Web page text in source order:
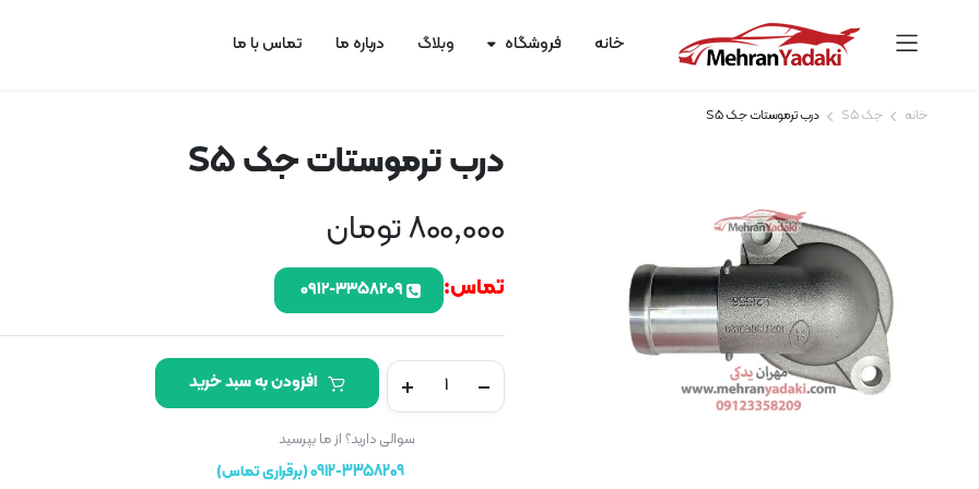
خانه فروشگاه وبلاگ درباره ما تماس با ما
خانه جک S5 درب ترموستات جک S5
درب ترموستات جک S5
800,000تومان
تماس: ۰۹۱۲-۳۳۵۸۲۰۹
ترموستات
جک
افزودن به سبد خرید
سوالی دارید؟ از ما بپرسید
0912-3358209 (برقراری تماس)